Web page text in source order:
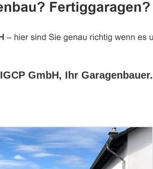
IGCP GmbH, Ihr Garagenbauer.